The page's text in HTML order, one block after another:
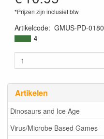
Artikelen
Dinosaurs and Ice Age
Virus/Microbe Based Games
*Prijzen zijn inclusief btw
Artikelcode: GMUS-PD-0180
846869001501
4